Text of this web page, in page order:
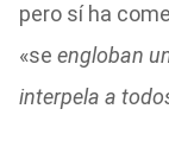
pero sí ha
«se engloban
interpela a